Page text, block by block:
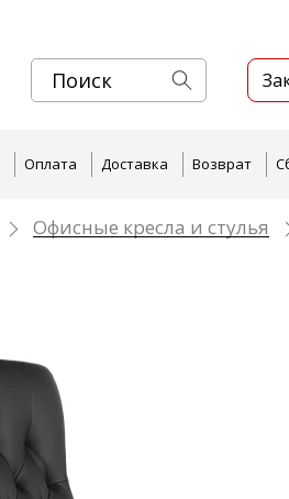
Оплата Доставка Возврат
Офисные кресла и стулья